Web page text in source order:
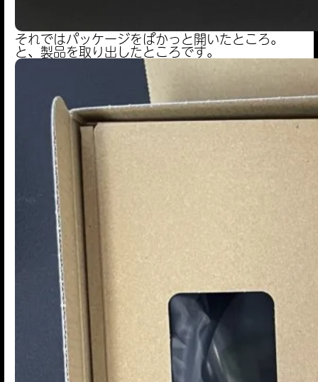
それではパッケージをぱかっと開いたところ。
と、製品を取り出したところです。